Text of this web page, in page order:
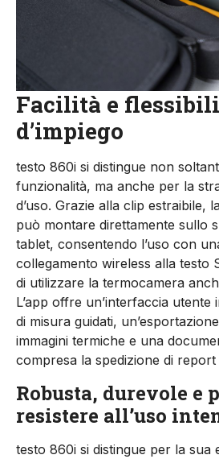
Facilità e
d’impiego
testo 860i si distingue non
funzionalità, ma anche per la
d’uso. Grazie alla clip estraibile,
può montare direttamente sullo
tablet, consentendo l’uso con
collegamento wireless alla testo
di utilizzare la termocamera
L’app offre un’interfaccia
di misura guidati,
immagini termiche e una
compresa la spedizione di report
Robusta, durevole e
resistere all’uso
testo 860i si distingue per la sua